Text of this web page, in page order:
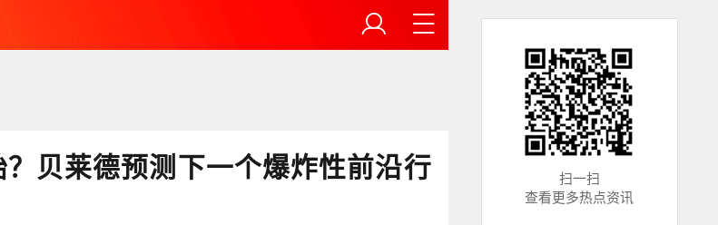
贝莱德预测下一个爆炸性前沿行
扫一扫
查看更多热点资讯